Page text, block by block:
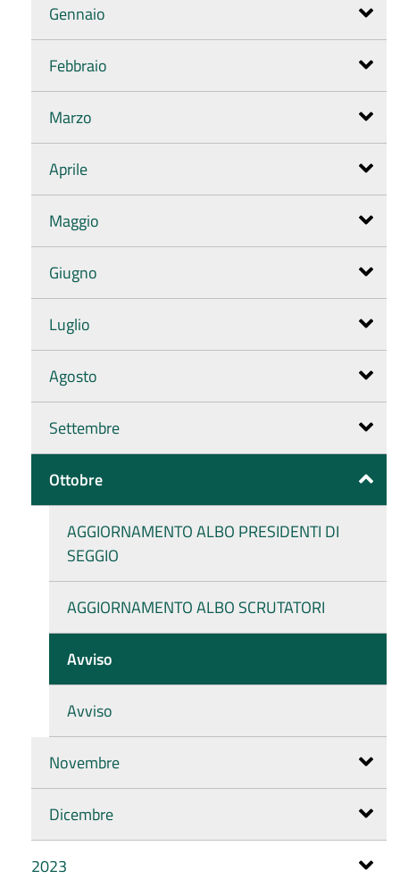
Gennaio
Febbraio
Marzo
Aprile
Maggio
Giugno
Luglio
Agosto
Settembre
Ottobre
AGGIORNAMENTO ALBO PRESIDENTI DI
SEGGIO
AGGIORNAMENTO ALBO SCRUTATORI
Avviso
Avviso
Novembre
Dicembre
2023